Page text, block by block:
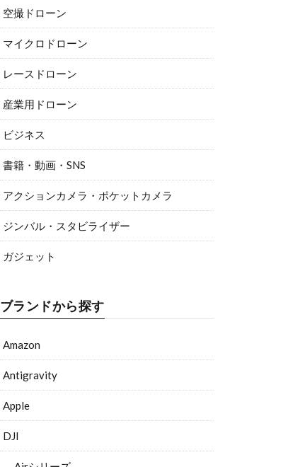
空撮ドローン
マイクロドローン
レースドローン
産業用ドローン
ビジネス
書籍・動画・SNS
アクションカメラ・ポケットカメラ
ジンバル・スタビライザー
ガジェット
ブランドから探す
Amazon
Antigravity
Apple
DJI